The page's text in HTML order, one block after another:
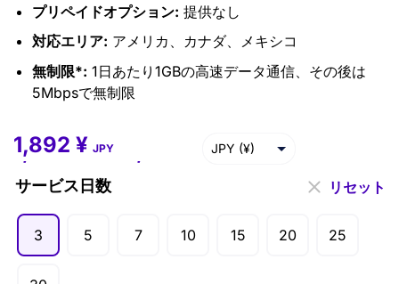
プリペイドオプション: 提供なし
対応エリア: アメリカ、カナダ、メキシコ
無制限*: 1日あたり1GBの高速データ通信、その後は
5Mbpsで無制限
1,892 ¥ –35,395 JPY (¥)
GBP (£)
サービス日数
3 5 7 10 15 20 25
リセット
1,892 ¥ JPY